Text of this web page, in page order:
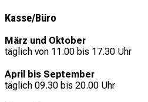
Kasse/Büro
März und Oktober
täglich von 11.00 bis 17.30 Uhr
April bis September
täglich 09.30 bis 20.00 Uhr